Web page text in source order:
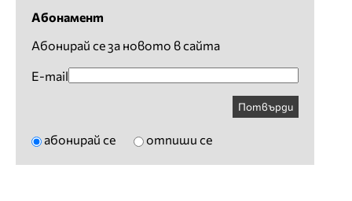
Абонамент
Абонирай се за новото в сайта
E-mail
Потвърди
абонирай се отпиши се